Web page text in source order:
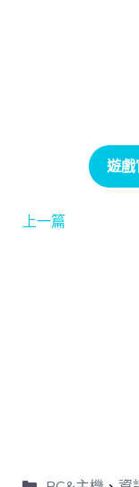
遊戲
上一篇